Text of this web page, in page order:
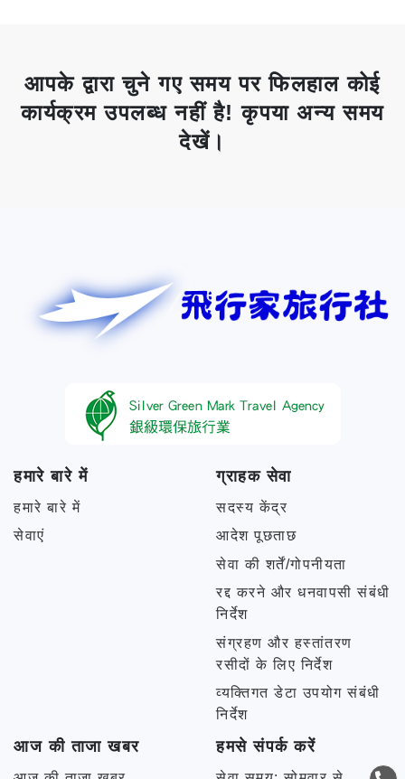
आपके द्वारा चुने गए समय पर फिलहाल कोई
कार्यक्रम उपलब्ध नहीं है! कृपया अन्य समय
देखें।
हमारे बारे में
हमारे बारे में
सेवाएं
ग्राहक सेवा
सदस्य केंद्र
आदेश पूछताछ
सेवा की शर्तें/गोपनीयता
रद्द करने और धनवापसी संबंधी
निर्देश
संग्रहण और हस्तांतरण
रसीदों के लिए निर्देश
व्यक्तिगत डेटा उपयोग संबंधी
निर्देश
आज की ताजा खबर हमसे संपर्क करें